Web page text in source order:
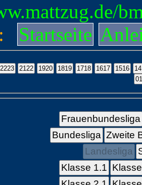
Startseite
Frauenbundesliga
Bundesliga Zweite
Landesliga
Klasse 1.1